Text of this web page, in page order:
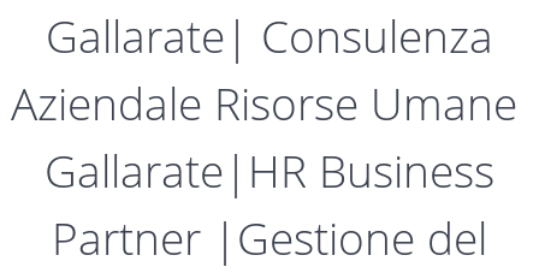
Gallarate| Consulenza
Aziendale Risorse Umane
Gallarate|HR Business
Partner |Gestione del